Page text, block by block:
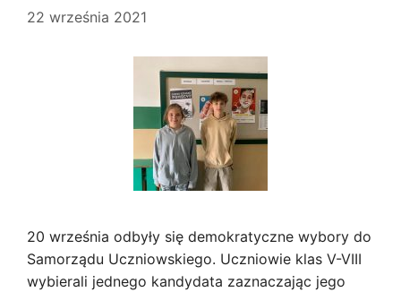
22 września 2021
20 września odbyły się demokratyczne wybory do
Samorządu Uczniowskiego. Uczniowie klas V-VIII
wybierali jednego kandydata zaznaczając jego